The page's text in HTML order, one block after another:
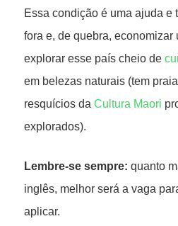
Essa condição é uma ajuda e
fora e, de quebra, economizar
explorar esse país cheio de
em belezas naturais (tem
resquícios da Cultura Maori
explorados).
Lembre-se sempre: quanto
inglês, melhor será a vaga
aplicar.